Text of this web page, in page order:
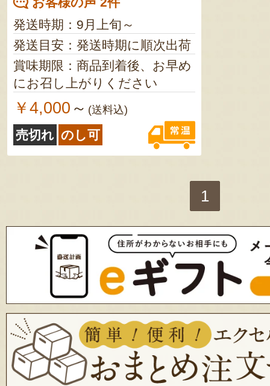
発送時期：9月上旬～
発送目安：発送時期に順次出荷
賞味期限：商品到着後、お早め
にお召し上がりください
￥4,000 ～ (送料込)
売切れ のし可
1